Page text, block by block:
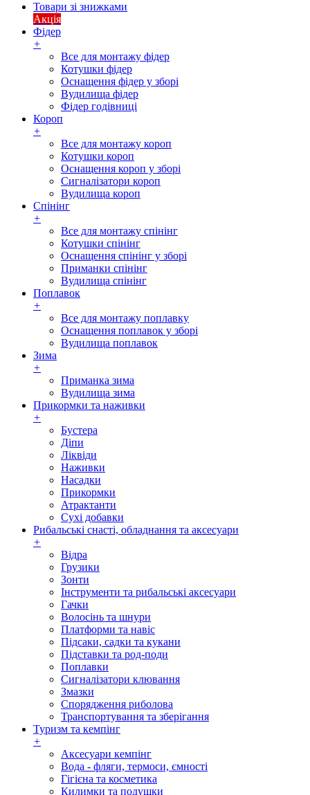
Товари зі знижками
Акція
Фідер
+
Все для монтажу фідер
Котушки фідер
Оснащення фідер у зборі
Вудилища фідер
Фідер годівниці
Короп
+
Все для монтажу короп
Котушки короп
Оснащення короп у зборі
Сигналізатори короп
Вудилища короп
Спінінг
+
Все для монтажу спінінг
Котушки спінінг
Оснащення спінінг у зборі
Приманки спінінг
Вудилища спінінг
Поплавок
+
Все для монтажу поплавку
Оснащення поплавок у зборі
Вудилища поплавок
Зима
+
Приманка зима
Вудилища зима
Прикормки та наживки
+
Бустера
Діпи
Ліквіди
Наживки
Насадки
Прикормки
Атрактанти
Сухі добавки
Рибальські снасті, обладнання та аксесуари
+
Відра
Грузики
Зонти
Інструменти та рибальські аксесуари
Гачки
Волосінь та шнури
Платформи та навіс
Підсаки, садки та кукани
Підставки та род-поди
Поплавки
Сигналізатори клювання
Змазки
Спорядження риболова
Транспортування та зберігання
Туризм та кемпінг
+
Аксесуари кемпінг
Вода - фляги, термоси, ємності
Гігієна та косметика
Килимки та подушки